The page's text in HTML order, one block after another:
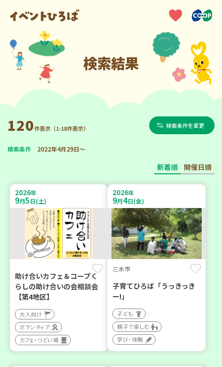
検索結果
120件表示（1-18件表示） 検索条件を変更
検索条件 2022年4月29日～
新着順 開催日順
2026年
9月5日(土)
助け合いカフェ＆コープく
らしの助け合いの会相談会
【第4地区】
大人向け
ボランティア
カフェ・つどい場
2026年
9月4日(金)
三木市
子育てひろば「うっきっき
ー!」
子ども
親子で楽しむ
学び・体験